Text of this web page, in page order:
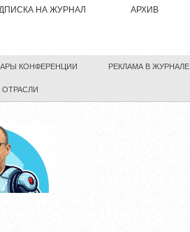
НА ЖУРНАЛ АРХИВ
КОНФЕРЕНЦИИ РЕКЛАМА В ЖУРНАЛЕ
ОТРАСЛИ